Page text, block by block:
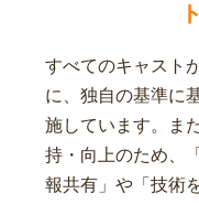
すべてのキャスト
に、独自の基準に
施しています。ま
持・向上のため、
報共有」や「技術